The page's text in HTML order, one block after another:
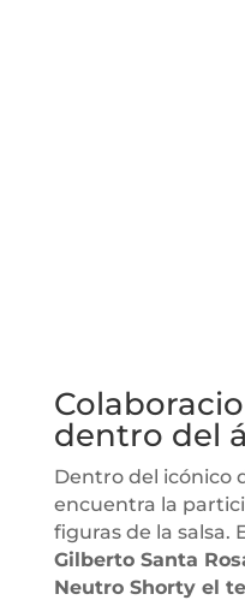
dentro del
Dentro del icónico
encuentra la
figuras de la salsa.
Gilberto Santa
Neutro Shorty el